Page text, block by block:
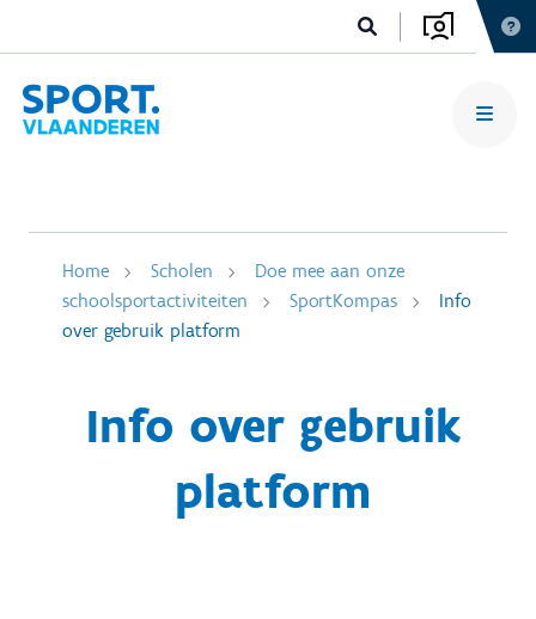
Home Scholen
Doe mee aan onze
schoolsportactiviteiten
SportKompas
Info
over gebruik platform
Info over gebruik
platform